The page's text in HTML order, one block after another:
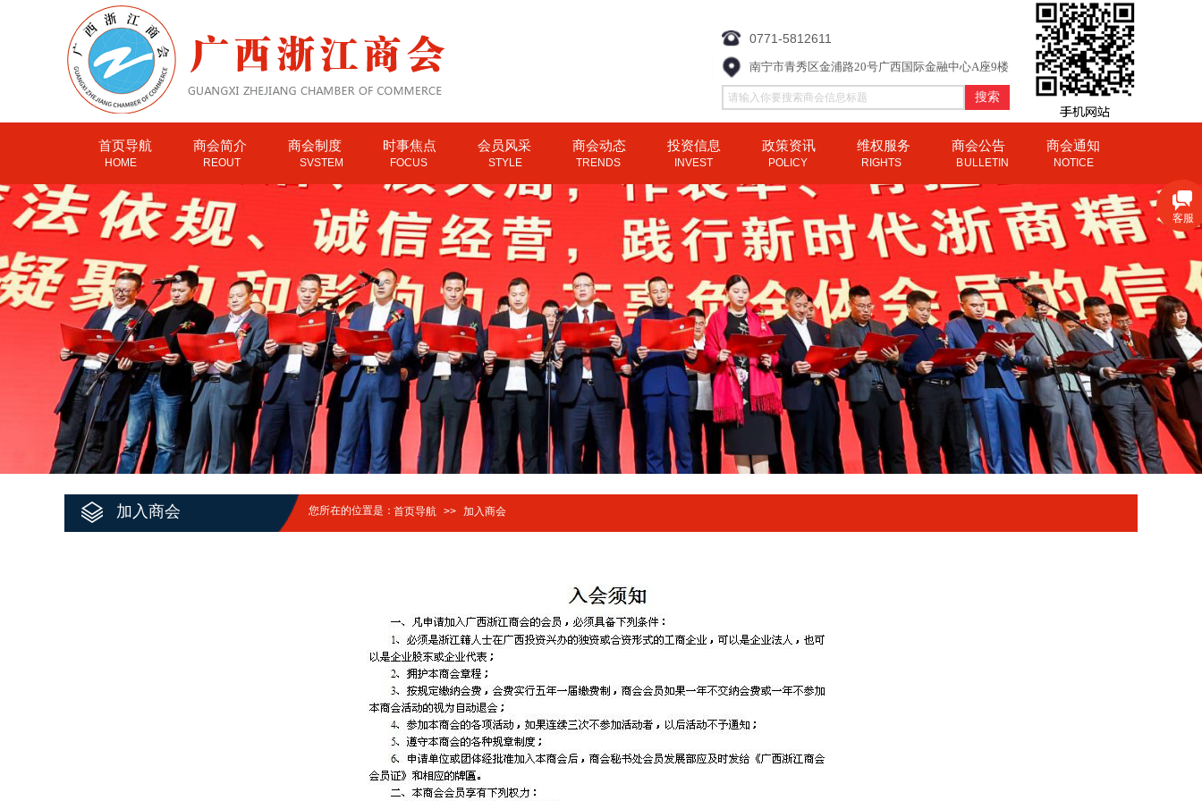
搜索
0771-5812611
南宁市青秀区金浦路20号广西国际金融中心A座9楼
首页导航 商会简介 商会制度 时事焦点 会员风采 商会动态 投资信息 政策资讯 维权服务 商会公告 商会通知
HOME REOUT SVSTEM FOCUS STYLE TRENDS INVEST POLICY RIGHTS BULLETIN NOTICE
加入商会 您所在的位置是：首页导航 >> 加入商会
客服